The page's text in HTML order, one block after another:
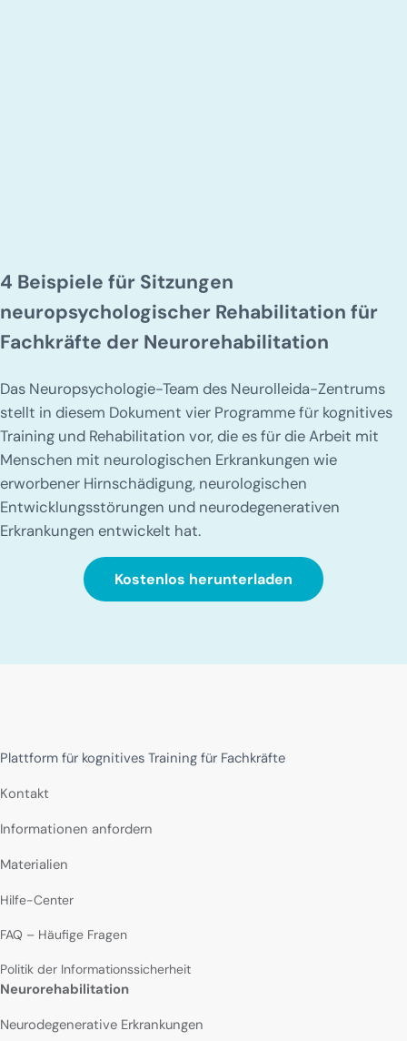
4 Beispiele für Sitzungen
neuropsychologischer Rehabilitation für
Fachkräfte der Neurorehabilitation
Das Neuropsychologie-Team des Neurolleida-Zentrums
stellt in diesem Dokument vier Programme für kognitives
Training und Rehabilitation vor, die es für die Arbeit mit
Menschen mit neurologischen Erkrankungen wie
erworbener Hirnschädigung, neurologischen
Entwicklungsstörungen und neurodegenerativen
Erkrankungen entwickelt hat.
Kostenlos herunterladen
Plattform für kognitives Training für Fachkräfte
Kontakt
Informationen anfordern
Materialien
Hilfe-Center
FAQ – Häufige Fragen
Politik der Informationssicherheit
Neurorehabilitation
Neurodegenerative Erkrankungen